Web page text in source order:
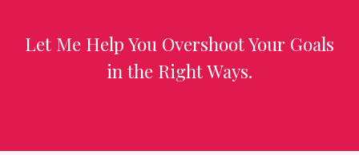
Let Me Help You Overshoot Your Goals
in the Right Ways.